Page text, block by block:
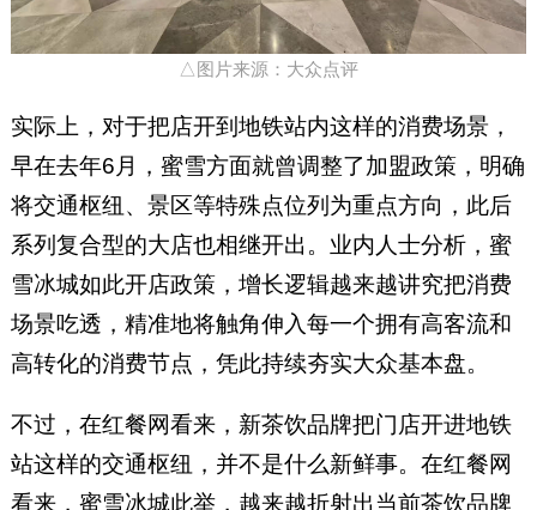
△图片来源：大众点评
实际上，对于把店开到地铁站内这样的消费场景，
早在去年6月，蜜雪方面就曾调整了加盟政策，明确
将交通枢纽、景区等特殊点位列为重点方向，此后
系列复合型的大店也相继开出。业内人士分析，蜜
雪冰城如此开店政策，增长逻辑越来越讲究把消费
场景吃透，精准地将触角伸入每一个拥有高客流和
高转化的消费节点，凭此持续夯实大众基本盘。
不过，在红餐网看来，新茶饮品牌把门店开进地铁
站这样的交通枢纽，并不是什么新鲜事。在红餐网
看来，蜜雪冰城此举，越来越折射出当前茶饮品牌